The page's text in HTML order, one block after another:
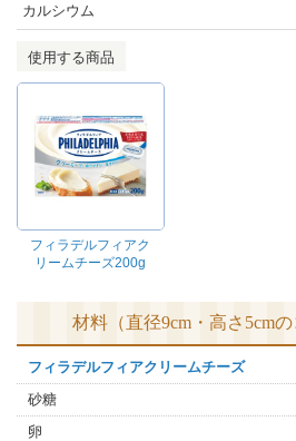
カルシウム
使用する商品
フィラデルフィアク
リームチーズ200g
材料（直径9cm・高さ5cmの
フィラデルフィアクリームチーズ
砂糖
卵